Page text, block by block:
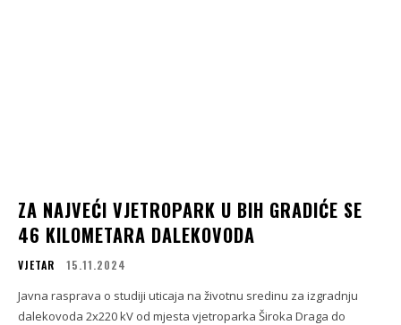
ZA NAJVEĆI VJETROPARK U BIH GRADIĆE SE
46 KILOMETARA DALEKOVODA
VJETAR 15.11.2024
Javna rasprava o studiji uticaja na životnu sredinu za izgradnju
dalekovoda 2x220 kV od mjesta vjetroparka Široka Draga do